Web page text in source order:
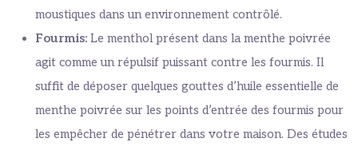
moustiques dans un environnement contrôlé.
Fourmis: Le menthol présent dans la menthe poivrée
agit comme un répulsif puissant contre les fourmis. Il
suffit de déposer quelques gouttes d’huile essentielle de
menthe poivrée sur les points d’entrée des fourmis pour
les empêcher de pénétrer dans votre maison. Des études